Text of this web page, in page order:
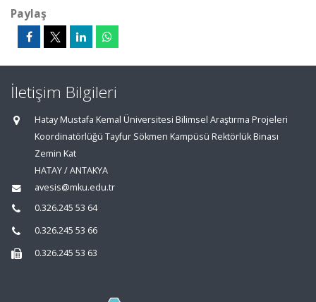
Paylaş
İletişim Bilgileri
Hatay Mustafa Kemal Üniversitesi Bilimsel Araştırma Projeleri
Koordinatörlüğü Tayfur Sökmen Kampüsü Rektörlük Binası
Zemin Kat
HATAY / ANTAKYA
avesis@mku.edu.tr
0.326.245 53 64
0.326.245 53 66
0.326.245 53 63